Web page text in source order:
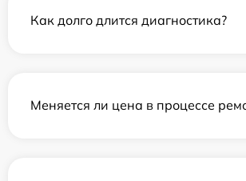
Как долго длится диагностика?
Меняется ли цена в процессе